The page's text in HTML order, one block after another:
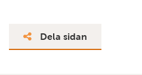
Dela sidan